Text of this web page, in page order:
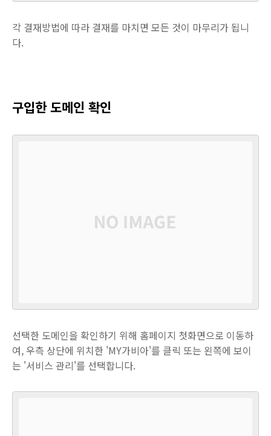
각 결재방법에 따라 결재를 마치면 모든 것이 마무리가 됩니
다.
구입한 도메인 확인
선택한 도메인을 확인하기 위해 홈페이지 첫화면으로 이동하
여, 우측 상단에 위치한 'MY가비아'를 클릭 또는 왼쪽에 보이
는 '서비스 관리'를 선택합니다.